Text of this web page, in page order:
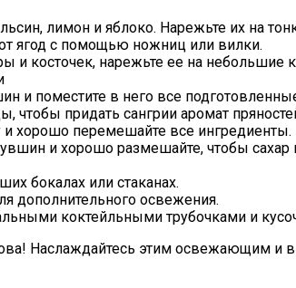
лимон и яблоко. Нарежьте их на
ягод с помощью ножниц или вилки.
и косточек, нарежьте ее на небольшие
и поместите в него все
чтобы придать сангрии аромат
и хорошо перемешайте все ингредиенты.
и хорошо размешайте, чтобы сахар
бокалах или стаканах.
дополнительного освежения.
коктейльными трубочками и
Наслаждайтесь этим освежающим